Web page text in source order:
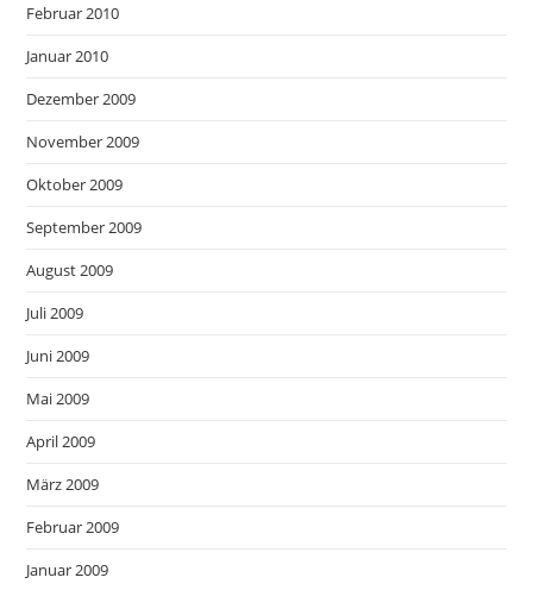
Februar 2010
Januar 2010
Dezember 2009
November 2009
Oktober 2009
September 2009
August 2009
Juli 2009
Juni 2009
Mai 2009
April 2009
März 2009
Februar 2009
Januar 2009